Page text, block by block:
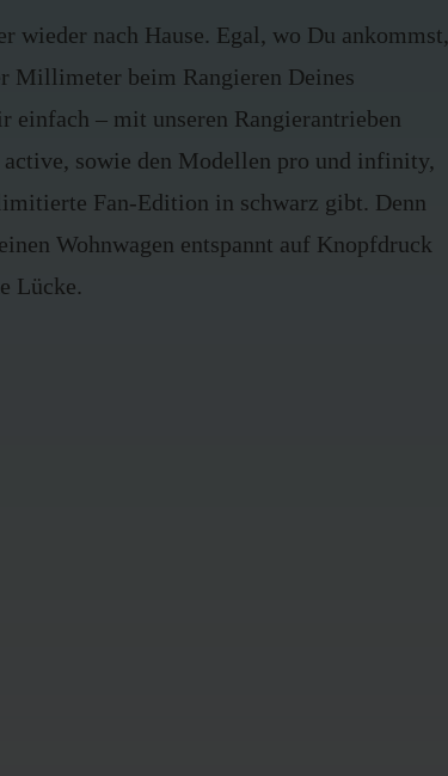
wieder nach Hause. Egal, wo Du ankommst,
Millimeter beim Rangieren Deines
einfach – mit unseren Rangierantrieben
active, sowie den Modellen pro und infinity,
Fan-Edition in schwarz gibt. Denn
Wohnwagen entspannt auf Knopfdruck
Lücke.